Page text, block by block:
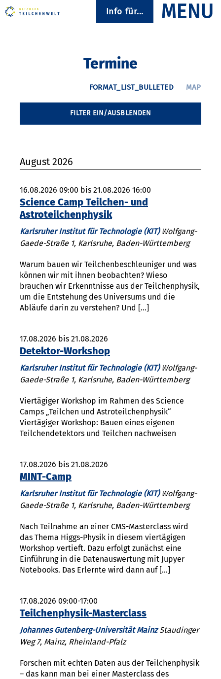
Info für...
Termine
FILTER EIN/AUSBLENDEN
August 2026
16.08.2026 09:00 bis 21.08.2026 16:00
Science Camp Teilchen- und
Astroteilchenphysik
Karlsruher Institut für Technologie (KIT)Wolfgang-
Gaede-Straße 1, Karlsruhe, Baden-Württemberg
Warum bauen wir Teilchenbeschleuniger und was
können wir mit ihnen beobachten? Wieso
brauchen wir Erkenntnisse aus der Teilchenphysik,
um die Entstehung des Universums und die
Abläufe darin zu verstehen? Und […]
17.08.2026 bis 21.08.2026
Detektor-Workshop
Karlsruher Institut für Technologie (KIT)Wolfgang-
Gaede-Straße 1, Karlsruhe, Baden-Württemberg
Viertägiger Workshop im Rahmen des Science
Camps „Teilchen und Astroteilchenphysik“
Viertägiger Workshop: Bauen eines eigenen
Teilchendetektors und Teilchen nachweisen
17.08.2026 bis 21.08.2026
MINT-Camp
Karlsruher Institut für Technologie (KIT)Wolfgang-
Gaede-Straße 1, Karlsruhe, Baden-Württemberg
Nach Teilnahme an einer CMS-Masterclass wird
das Thema Higgs-Physik in diesem viertägigen
Workshop vertieft. Dazu erfolgt zunächst eine
Einführung in die Datenauswertung mit Jupyer
Notebooks. Das Erlernte wird dann auf […]
17.08.2026 09:00-17:00
Teilchenphysik-Masterclass
Johannes Gutenberg-Universität MainzStaudinger
Weg 7, Mainz, Rheinland-Pfalz
Forschen mit echten Daten aus der Teilchenphysik
– das kann man bei einer Masterclass des